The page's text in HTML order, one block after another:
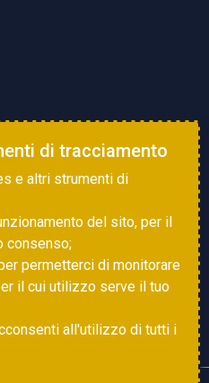
di tracciamento
e altri strumenti di
del sito, per il
consenso;
permetterci di monitorare
il cui utilizzo serve il tuo
all'utilizzo di tutti i